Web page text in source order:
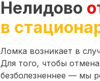
Нелидово
в
Ломка возникает в
Для того, чтобы
безболезненнее — мы